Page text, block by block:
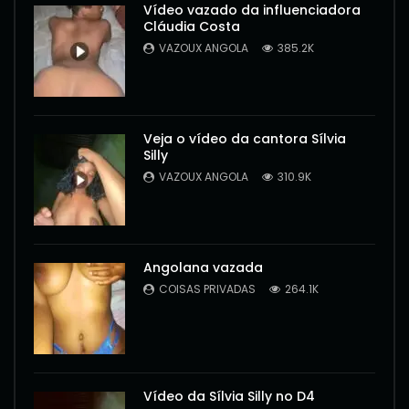
Vídeo vazado da influenciadora
Cláudia Costa
VAZOUX ANGOLA 385.2K
Veja o vídeo da cantora Sílvia
Silly
VAZOUX ANGOLA 310.9K
Angolana vazada
COISAS PRIVADAS 264.1K
Vídeo da Sílvia Silly no D4